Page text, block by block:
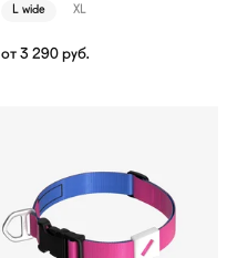
L wide XL
от 3 290 руб.